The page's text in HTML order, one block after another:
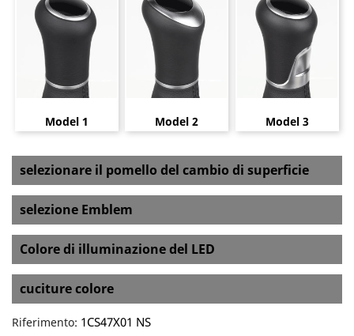
Model 1 Model 2 Model 3
selezionare il pomello del cambio di superficie
selezione Emblem
Colore di illuminazione del LED
cuciture colore
Riferimento: 1CS47X01 NS